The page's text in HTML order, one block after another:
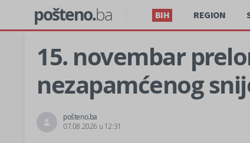
pošteno.ba BIH REGION
15. novembar
nezapamćenog
pošteno.ba
07.08.2026 u 12:31